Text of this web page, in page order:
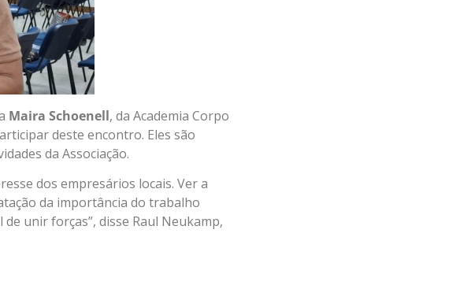
Maira Schoenell, da Academia Corpo
deste encontro. Eles são
da Associação.
dos empresários locais. Ver a
da importância do trabalho
unir forças”, disse Raul Neukamp,